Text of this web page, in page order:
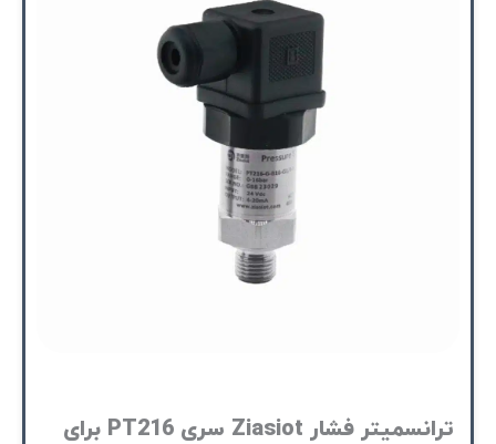
ترانسمیتر فشار Ziasiot سری PT216 برای